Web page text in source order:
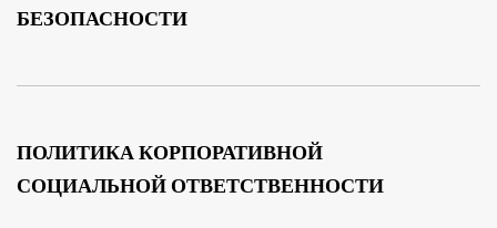
БЕЗОПАСНОСТИ
ПОЛИТИКА КОРПОРАТИВНОЙ
СОЦИАЛЬНОЙ ОТВЕТСТВЕННОСТИ